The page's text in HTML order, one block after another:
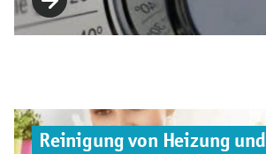
Reinigung von Heizung und